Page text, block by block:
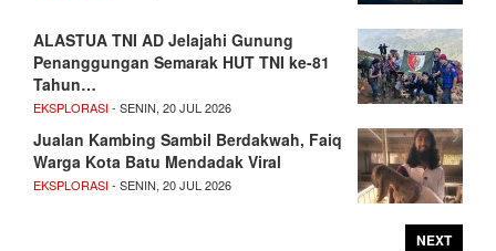
ALASTUA TNI AD Jelajahi Gunung
Penanggungan Semarak HUT TNI ke-81
Tahun…
EKSPLORASI- SENIN, 20 JUL 2026
Jualan Kambing Sambil Berdakwah, Faiq
Warga Kota Batu Mendadak Viral
EKSPLORASI- SENIN, 20 JUL 2026
NEXT